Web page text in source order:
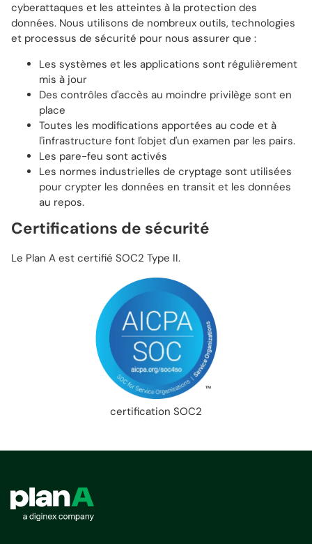
cyberattaques et les atteintes à la protection des
données. Nous utilisons de nombreux outils, technologies
et processus de sécurité pour nous assurer que :
Les systèmes et les applications sont régulièrement
mis à jour
Des contrôles d'accès au moindre privilège sont en
place
Toutes les modifications apportées au code et à
l'infrastructure font l'objet d'un examen par les pairs.
Les pare-feu sont activés
Les normes industrielles de cryptage sont utilisées
pour crypter les données en transit et les données
au repos.
Certifications de sécurité
Le Plan A est certifié SOC2 Type II.
certification SOC2